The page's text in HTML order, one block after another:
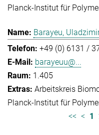
Planck-Institut für
Barayeu,
+49 (0) 6131 /
barayeuu@...
1.405
Arbeitskreis
Planck-Institut für
<< < 1